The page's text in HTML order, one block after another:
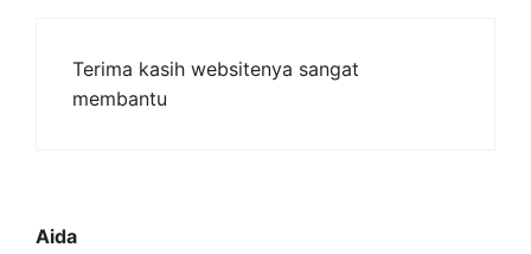
Terima kasih websitenya sangat
membantu
Aida